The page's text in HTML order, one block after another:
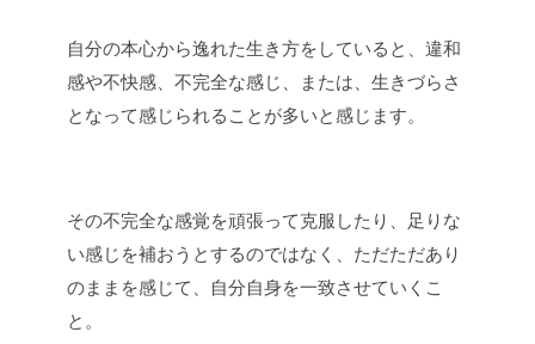
自分の本心から逸れた生き方をしていると、違和
感や不快感、不完全な感じ、または、生きづらさ
となって感じられることが多いと感じます。
その不完全な感覚を頑張って克服したり、足りな
い感じを補おうとするのではなく、ただただあり
のままを感じて、自分自身を一致させていくこ
と。